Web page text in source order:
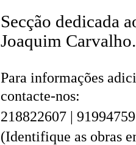
Secção dedicada
Joaquim Carvalho.
Para informações
contacte-nos:
218822607 |
(Identifique as obras